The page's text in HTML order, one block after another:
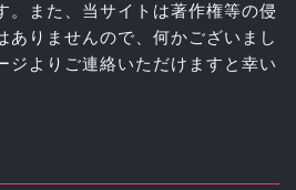
。また、当サイトは著作権等の侵
ありませんので、何かございまし
ジよりご連絡いただけますと幸い